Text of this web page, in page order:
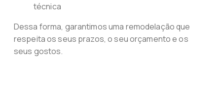
técnica
Dessa forma, garantimos uma remodelação que
respeita os seus prazos, o seu orçamento e os
seus gostos.